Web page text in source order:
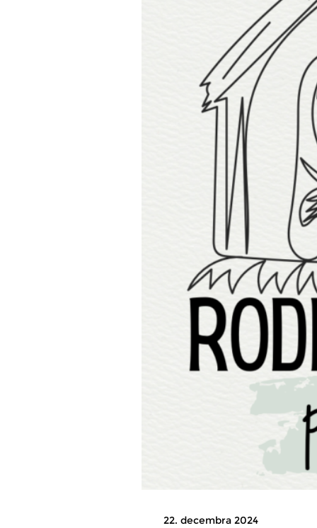
22. decembra 2024